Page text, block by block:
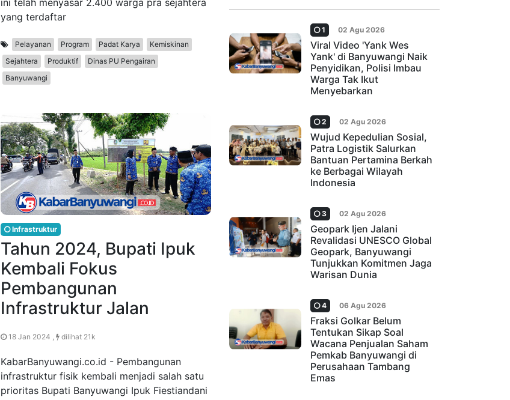
ini telah menyasar 2.400 warga pra sejahtera
yang terdaftar
Pelayanan Program Padat Karya
Kemiskinan
Sejahtera
Produktif
Dinas PU Pengairan
Banyuwangi
Infrastruktur
Tahun 2024, Bupati Ipuk
Kembali Fokus
Pembangunan
Infrastruktur Jalan
18 Jan 2024 , dilihat 21k
KabarBanyuwangi.co.id - Pembangunan
infrastruktur fisik kembali menjadi salah satu
prioritas Bupati Banyuwangi Ipuk Fiestiandani
1 02 Agu 2026
Viral Video 'Yank Wes
Yank' di Banyuwangi Naik
Penyidikan, Polisi Imbau
Warga Tak Ikut
Menyebarkan
2 02 Agu 2026
Wujud Kepedulian Sosial,
Patra Logistik Salurkan
Bantuan Pertamina Berkah
ke Berbagai Wilayah
Indonesia
3 02 Agu 2026
Geopark Ijen Jalani
Revalidasi UNESCO Global
Geopark, Banyuwangi
Tunjukkan Komitmen Jaga
Warisan Dunia
4 06 Agu 2026
Fraksi Golkar Belum
Tentukan Sikap Soal
Wacana Penjualan Saham
Pemkab Banyuwangi di
Perusahaan Tambang
Emas